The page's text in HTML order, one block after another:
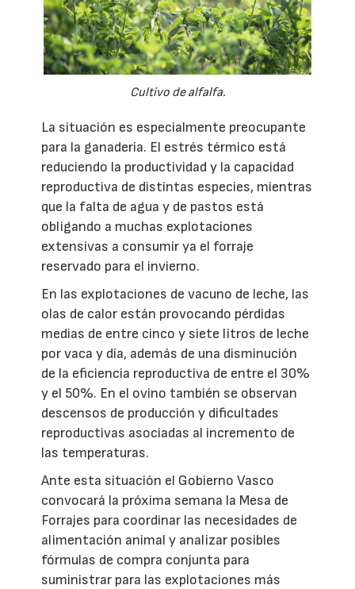
Cultivo de alfalfa.
La situación es especialmente preocupante
para la ganadería. El estrés térmico está
reduciendo la productividad y la capacidad
reproductiva de distintas especies, mientras
que la falta de agua y de pastos está
obligando a muchas explotaciones
extensivas a consumir ya el forraje
reservado para el invierno.
En las explotaciones de vacuno de leche, las
olas de calor están provocando pérdidas
medias de entre cinco y siete litros de leche
por vaca y día, además de una disminución
de la eficiencia reproductiva de entre el 30%
y el 50%. En el ovino también se observan
descensos de producción y dificultades
reproductivas asociadas al incremento de
las temperaturas.
Ante esta situación el Gobierno Vasco
convocará la próxima semana la Mesa de
Forrajes para coordinar las necesidades de
alimentación animal y analizar posibles
fórmulas de compra conjunta para
suministrar para las explotaciones más